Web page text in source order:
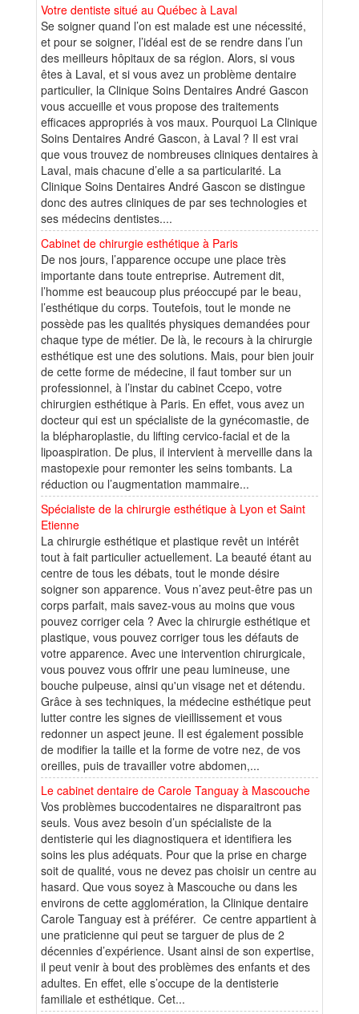
Votre dentiste situé au Québec à Laval
Se soigner quand l’on est malade est une nécessité,
et pour se soigner, l’idéal est de se rendre dans l’un
des meilleurs hôpitaux de sa région. Alors, si vous
êtes à Laval, et si vous avez un problème dentaire
particulier, la Clinique Soins Dentaires André Gascon
vous accueille et vous propose des traitements
efficaces appropriés à vos maux. Pourquoi La Clinique
Soins Dentaires André Gascon, à Laval ? Il est vrai
que vous trouvez de nombreuses cliniques dentaires à
Laval, mais chacune d’elle a sa particularité. La
Clinique Soins Dentaires André Gascon se distingue
donc des autres cliniques de par ses technologies et
ses médecins dentistes....
Cabinet de chirurgie esthétique à Paris
De nos jours, l’apparence occupe une place très
importante dans toute entreprise. Autrement dit,
l’homme est beaucoup plus préoccupé par le beau,
l’esthétique du corps. Toutefois, tout le monde ne
possède pas les qualités physiques demandées pour
chaque type de métier. De là, le recours à la chirurgie
esthétique est une des solutions. Mais, pour bien jouir
de cette forme de médecine, il faut tomber sur un
professionnel, à l’instar du cabinet Ccepo, votre
chirurgien esthétique à Paris. En effet, vous avez un
docteur qui est un spécialiste de la gynécomastie, de
la blépharoplastie, du lifting cervico-facial et de la
lipoaspiration. De plus, il intervient à merveille dans la
mastopexie pour remonter les seins tombants. La
réduction ou l’augmentation mammaire...
Spécialiste de la chirurgie esthétique à Lyon et Saint
Etienne
La chirurgie esthétique et plastique revêt un intérêt
tout à fait particulier actuellement. La beauté étant au
centre de tous les débats, tout le monde désire
soigner son apparence. Vous n’avez peut-être pas un
corps parfait, mais savez-vous au moins que vous
pouvez corriger cela ? Avec la chirurgie esthétique et
plastique, vous pouvez corriger tous les défauts de
votre apparence. Avec une intervention chirurgicale,
vous pouvez vous offrir une peau lumineuse, une
bouche pulpeuse, ainsi qu'un visage net et détendu.
Grâce à ses techniques, la médecine esthétique peut
lutter contre les signes de vieillissement et vous
redonner un aspect jeune. Il est également possible
de modifier la taille et la forme de votre nez, de vos
oreilles, puis de travailler votre abdomen,...
Le cabinet dentaire de Carole Tanguay à Mascouche
Vos problèmes buccodentaires ne disparaitront pas
seuls. Vous avez besoin d’un spécialiste de la
dentisterie qui les diagnostiquera et identifiera les
soins les plus adéquats. Pour que la prise en charge
soit de qualité, vous ne devez pas choisir un centre au
hasard. Que vous soyez à Mascouche ou dans les
environs de cette agglomération, la Clinique dentaire
Carole Tanguay est à préférer. Ce centre appartient à
une praticienne qui peut se targuer de plus de 2
décennies d’expérience. Usant ainsi de son expertise,
il peut venir à bout des problèmes des enfants et des
adultes. En effet, elle s’occupe de la dentisterie
familiale et esthétique. Cet...